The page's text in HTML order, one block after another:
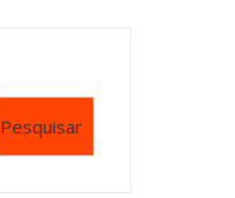
Pesquisar